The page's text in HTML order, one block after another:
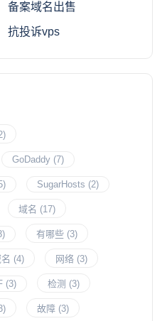
备案域名出售
抗投诉vps
GoDaddy (7)
SugarHosts (2)
域名 (17)
有哪些 (3)
(4) 网络 (3)
(3) 检测 (3)
故障 (3)